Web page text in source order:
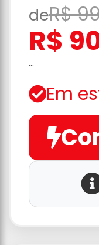
deR$
R$
...
Em